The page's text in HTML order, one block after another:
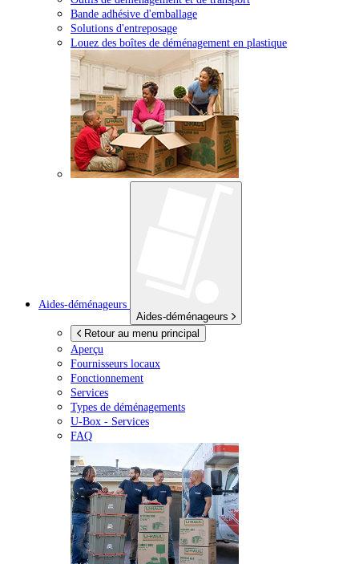
Bande adhésive d'emballage
Solutions d'entreposage
Louez des boîtes de déménagement en plastique
Aides-déménageurs
Aides-déménageurs
Retour au menu principal
Aperçu
Fournisseurs locaux
Fonctionnement
Services
Types de déménagements
U-Box - Services
FAQ